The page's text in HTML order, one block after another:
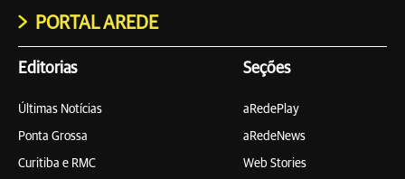
PORTAL AREDE
Editorias
Últimas Notícias
Ponta Grossa
Curitiba e RMC
Seções
aRedePlay
aRedeNews
Web Stories